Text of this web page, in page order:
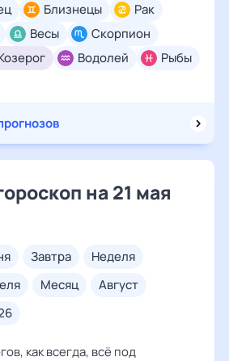
Близнецы
Рак
Весы
Скорпион
Водолей Рыбы
на 21 мая
завтра
неделя
месяц
август
как всегда, всё под